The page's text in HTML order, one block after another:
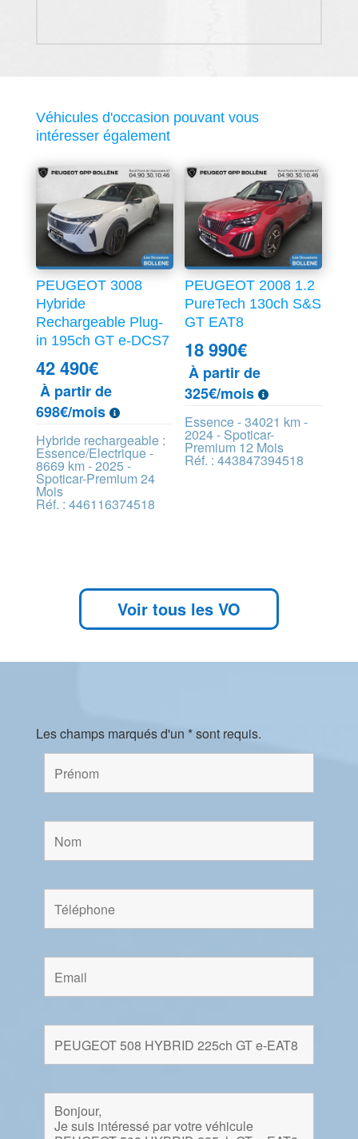
Véhicules d'occasion pouvant vous
intéresser également
PEUGEOT 3008
Hybride
Rechargeable Plug-
in 195ch GT e-DCS7
42 490€
À partir de
698€/mois
Hybride rechargeable :
Essence/Electrique -
8669 km - 2025 -
Spoticar-Premium 24
Mois
Réf. : 446116374518
PEUGEOT 2008 1.2
PureTech 130ch S&S
GT EAT8
18 990€
À partir de
325€/mois
Essence - 34021 km -
2024 - Spoticar-
Premium 12 Mois
Réf. : 443847394518
Voir tous les VO
Les champs marqués d'un * sont requis.